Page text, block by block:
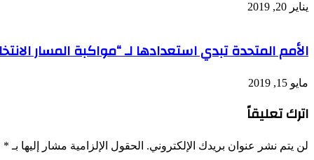
يناير 20, 2019
الأمم المتحدة تبدي استعدادها لـ “مواكبة المسار
مايو 15, 2019
اترك تعليقاً
لن يتم نشر عنوان بريدك الإلكتروني. الحقول الإلزامية مشار إليها بـ *